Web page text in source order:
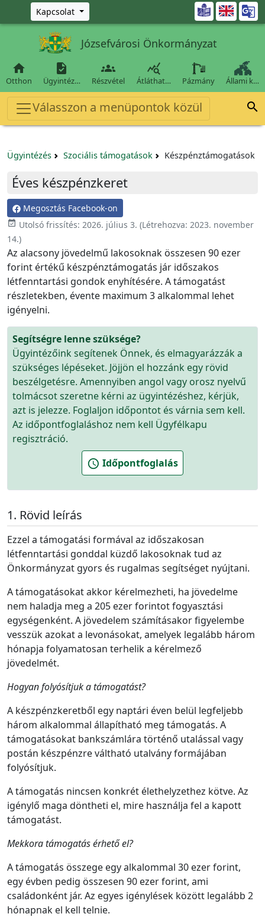
Ugrás a fő tartalomra
Kapcsolat 
Józsefvárosi Önkormányzat

Otthon

Ügyintéz…

Részvétel

Átláthat… Pázmány Állami k…
Válasszon a menüpontok közül 
Ügyintézés Szociális támogatások Készpénztámogatások
Éves készpénzkeret
Megosztás Facebook-on
event_available Utolsó frissítés: 2026. július 3. (Létrehozva: 2023. november
14.)
Az alacsony jövedelmű lakosoknak összesen 90 ezer
forint értékű készpénztámogatás jár időszakos
létfenntartási gondok enyhítésére. A támogatást
részletekben, évente maximum 3 alkalommal lehet
igényelni.
Segítségre lenne szüksége?
Ügyintézőink segítenek Önnek, és elmagyarázzák a
szükséges lépéseket. Jöjjön el hozzánk egy rövid
beszélgetésre. Amennyiben angol vagy orosz nyelvű
tolmácsot szeretne kérni az ügyintézéshez, kérjük,
azt is jelezze. Foglaljon időpontot és várnia sem kell.
Az időpontfoglaláshoz nem kell Ügyfélkapu
regisztráció.
schedule Időpontfoglalás
Rövid leírás
Ezzel a támogatási formával az időszakosan
létfenntartási gonddal küzdő lakosoknak tud az
Önkormányzat gyors és rugalmas segítséget nyújtani.
A támogatásokat akkor kérelmezheti, ha jövedelme
nem haladja meg a 205 ezer forintotfogyasztási
egységenként. A jövedelem számításakor figyelembe
vesszük azokat a levonásokat, amelyek legalább három
hónapja folyamatosan terhelik a kérelmező
jövedelmét.
Hogyan folyósítjuk a támogatást?
A készpénzkeretből egy naptári éven belül legfeljebb
három alkalommal állapítható meg támogatás. A
támogatásokat bankszámlára történő utalással vagy
postán készpénzre váltható utalvány formájában
folyósítjuk.
A támogatás nincsen konkrét élethelyzethez kötve. Az
igénylő maga döntheti el, mire használja fel a kapott
támogatást.
Mekkora támogatás érhető el?
A támogatás összege egy alkalommal 30 ezer forint,
egy évben pedig összesen 90 ezer forint, ami
családonként jár. Az egyes igénylések között legalább 2
hónapnak el kell telnie.